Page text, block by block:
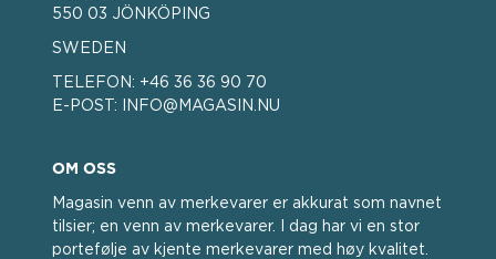
550 03 JÖNKÖPING
SWEDEN
TELEFON: +46 36 36 90 70
E-POST:
INFO@MAGASIN.NU
OM OSS
Magasin venn av merkevarer er akkurat som navnet
tilsier; en venn av merkevarer. I dag har vi en stor
portefølje av kjente merkevarer med høy kvalitet.